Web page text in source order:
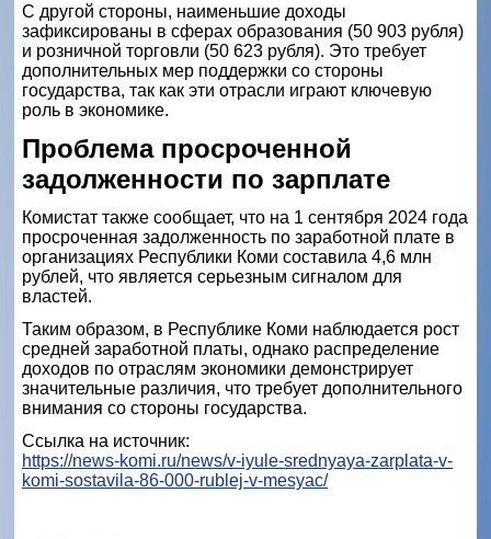
С другой стороны, наименьшие доходы
зафиксированы в сферах образования (50 903 рубля)
и розничной торговли (50 623 рубля). Это требует
дополнительных мер поддержки со стороны
государства, так как эти отрасли играют ключевую
роль в экономике.
Проблема просроченной
задолженности по зарплате
Комистат также сообщает, что на 1 сентября 2024 года
просроченная задолженность по заработной плате в
организациях Республики Коми составила 4,6 млн
рублей, что является серьезным сигналом для
властей.
Таким образом, в Республике Коми наблюдается рост
средней заработной платы, однако распределение
доходов по отраслям экономики демонстрирует
значительные различия, что требует дополнительного
внимания со стороны государства.
Ссылка на источник:
https://news-komi.ru/news/v-iyule-srednyaya-zarplata-v-
komi-sostavila-86-000-rublej-v-mesyac/